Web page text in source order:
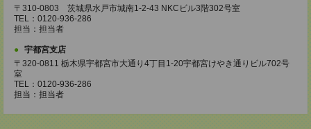
〒310-0803 茨城県水戸市城南1-2-43 NKCビル3階302号室
TEL：0120-936-286
担当：担当者
宇都宮支店
〒320-0811 栃木県宇都宮市大通り4丁目1-20宇都宮けやき通りビル702号
室
TEL：0120-936-286
担当：担当者